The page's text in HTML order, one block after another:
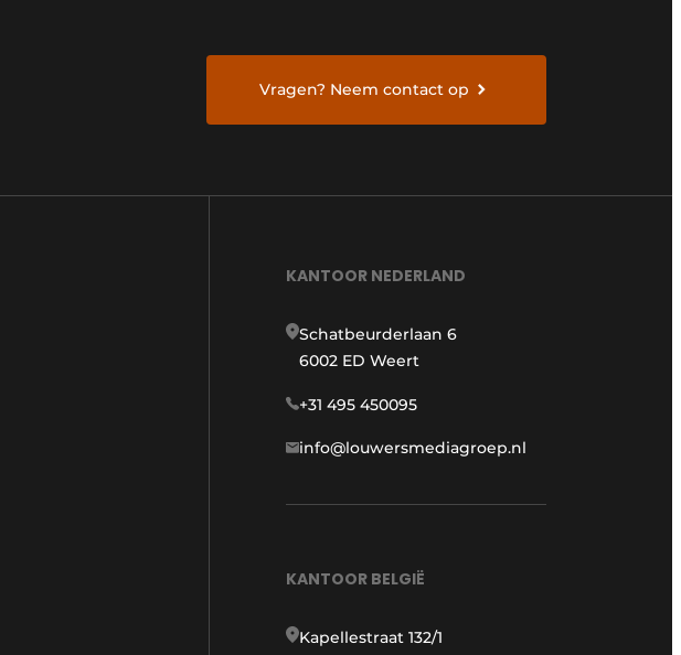
Vragen? Neem contact op
KANTOOR NEDERLAND
Schatbeurderlaan 6
6002 ED Weert
+31 495 450095
info@louwersmediagroep.nl
KANTOOR BELGIË
Kapellestraat 132/1